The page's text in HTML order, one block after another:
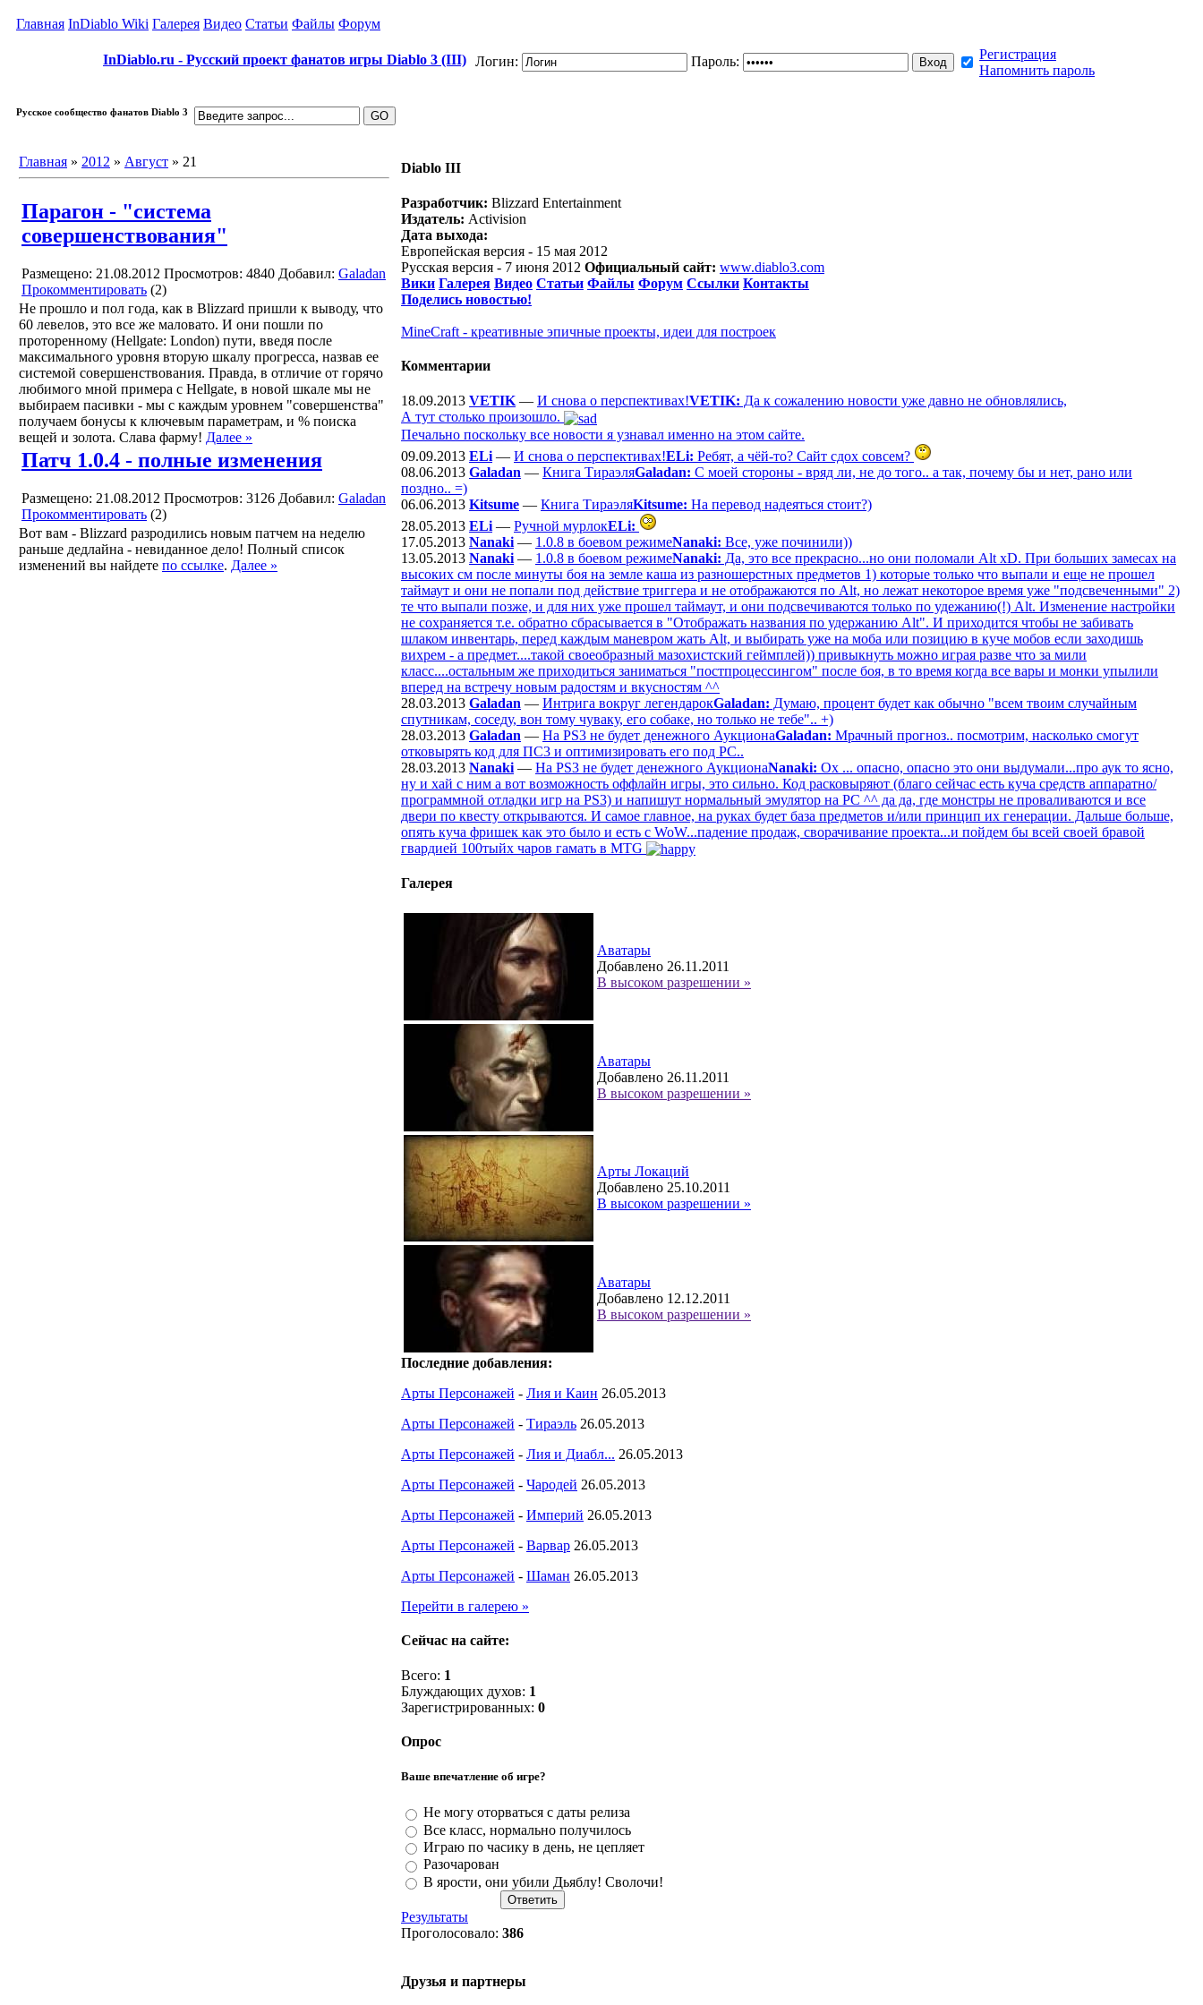
Главная InDiablo Wiki Галерея Видео Статьи Файлы Форум
InDiablo.ru - Русский проект фанатов игры Diablo 3 (III) Логин: Пароль:
Регистрация
Напомнить пароль
Русское сообщество фанатов Diablo 3
Главная » 2012 » Август » 21
Парагон - "система
совершенствования"
Размещено: 21.08.2012 Просмотров: 4840 Добавил: Galadan
Прокомментировать (2)
Не прошло и пол года, как в Blizzard пришли к выводу, что
60 левелов, это все же маловато. И они пошли по
проторенному (Hellgate: London) пути, введя после
максимального уровня вторую шкалу прогресса, назвав ее
системой совершенствования. Правда, в отличие от горячо
любимого мной примера с Hellgate, в новой шкале мы не
выбираем пасивки - мы с каждым уровнем "совершенства"
получаем бонусы к ключевым параметрам, и % поиска
вещей и золота. Слава фарму! Далее »
Патч 1.0.4 - полные изменения
Размещено: 21.08.2012 Просмотров: 3126 Добавил: Galadan
Прокомментировать (2)
Вот вам - Blizzard разродились новым патчем на неделю
раньше дедлайна - невиданное дело! Полный список
изменений вы найдете по ссылке. Далее »
Diablo III
Разработчик: Blizzard Entertainment
Издатель: Activision
Дата выхода:
Европейская версия - 15 мая 2012
Русская версия - 7 июня 2012 Официальный сайт: www.diablo3.com
Вики Галерея Видео Статьи Файлы Форум Ссылки Контакты
Поделись новостью!
MineCraft - креативные эпичные проекты, идеи для построек
Комментарии
18.09.2013 VETIK — И снова о перспективах!VETIK: Да к сожалению новости уже давно не обновлялись,
А тут столько произошло.
Печально поскольку все новости я узнавал именно на этом сайте.
09.09.2013 ELi — И снова о перспективах!ELi: Ребят, а чёй-то? Сайт сдох совсем?
08.06.2013 Galadan — Книга ТираэляGaladan: С моей стороны - вряд ли, не до того.. а так, почему бы и нет, рано или
поздно.. =)
06.06.2013 Kitsume — Книга ТираэляKitsume: На перевод надеяться стоит?)
28.05.2013 ELi — Ручной мурлокELi:
17.05.2013 Nanaki — 1.0.8 в боевом режимеNanaki: Все, уже починили))
13.05.2013 Nanaki — 1.0.8 в боевом режимеNanaki: Да, это все прекрасно...но они поломали Alt xD. При больших замесах на
высоких см после минуты боя на земле каша из разношерстных предметов 1) которые только что выпали и еще не прошел
таймаут и они не попали под действие триггера и не отображаются по Alt, но лежат некоторое время уже "подсвеченными" 2)
те что выпали позже, и для них уже прошел таймаут, и они подсвечиваются только по удежанию(!) Alt. Изменение настройки
не сохраняется т.е. обратно сбрасывается в "Отображать названия по удержанию Alt". И приходится чтобы не забивать
шлаком инвентарь, перед каждым маневром жать Alt, и выбирать уже на моба или позицию в куче мобов если заходишь
вихрем - а предмет....такой своеобразный мазохистский геймплей)) привыкнуть можно играя разве что за мили
класс....остальным же приходиться заниматься "постпроцессингом" после боя, в то время когда все вары и монки упылили
вперед на встречу новым радостям и вкусностям ^^
28.03.2013 Galadan — Интрига вокруг легендарокGaladan: Думаю, процент будет как обычно "всем твоим случайным
спутникам, соседу, вон тому чуваку, его собаке, но только не тебе".. +)
28.03.2013 Galadan — На PS3 не будет денежного АукционаGaladan: Мрачный прогноз.. посмотрим, насколько смогут
отковырять код для ПС3 и оптимизировать его под РС..
28.03.2013 Nanaki — На PS3 не будет денежного АукционаNanaki: Ох ... опасно, опасно это они выдумали...про аук то ясно,
ну и хай с ним а вот возможность оффлайн игры, это сильно. Код расковыряют (благо сейчас есть куча средств аппаратно/
программной отладки игр на PS3) и напишут нормальный эмулятор на PC ^^ да да, где монстры не проваливаются и все
двери по квесту открываются. И самое главное, на руках будет база предметов и/или принцип их генерации. Дальше больше,
опять куча фришек как это было и есть с WoW...падение продаж, сворачивание проекта...и пойдем бы всей своей бравой
гвардией 100тыйх чаров гамать в MTG
Галерея
Аватары
Добавлено 26.11.2011
В высоком разрешении »
Аватары
Добавлено 26.11.2011
В высоком разрешении »
Арты Локаций
Добавлено 25.10.2011
В высоком разрешении »
Аватары
Добавлено 12.12.2011
В высоком разрешении »
Последние добавления:
Арты Персонажей - Лия и Каин 26.05.2013
Арты Персонажей - Тираэль 26.05.2013
Арты Персонажей - Лия и Диабл... 26.05.2013
Арты Персонажей - Чародей 26.05.2013
Арты Персонажей - Империй 26.05.2013
Арты Персонажей - Варвар 26.05.2013
Арты Персонажей - Шаман 26.05.2013
Перейти в галерею »
Сейчас на сайте:
Всего: 1
Блуждающих духов: 1
Зарегистрированных: 0
Опрос
Ваше впечатление об игре?
Не могу оторваться с даты релиза
Все класс, нормально получилось
Играю по часику в день, не цепляет
Разочарован
В ярости, они убили Дьяблу! Сволочи!
Результаты
Проголосовало: 386
Друзья и партнеры